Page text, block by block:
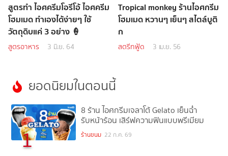
สูตรทำ ไอศครีมโอรีโอ้ ไอศครีม
โฮมเมด ทำเองได้ง่ายๆ ใช้
วัตถุดิบแค่ 3 อย่าง 🍦
สูตรอาหาร 3 มิ.ย. 64
Tropical monkey ร้านไอศกรีม
โฮมเมด หวานๆ เย็นๆ สไตล์บูติ
ก
สตรีทฟู้ด 3 เม.ย. 56
ยอดนิยมในตอนนี้
1
8 ร้าน ไอศกรีมเจลาโต้ Gelato เย็นฉ่ำ
รับหน้าร้อน เสิร์ฟความฟินแบบพรีเมียม
ร้านขนม 22 ก.ค. 69